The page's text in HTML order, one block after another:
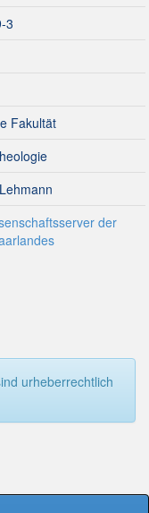
3
Fakultät
der
urheberrechtlich